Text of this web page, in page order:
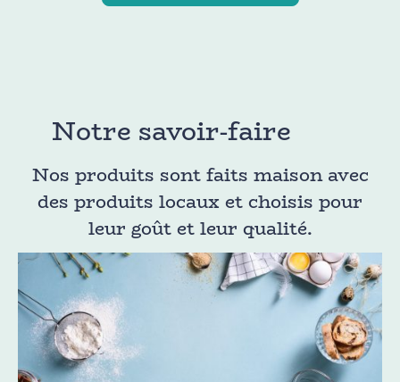
Notre savoir-faire
Nos produits sont faits maison avec
des produits locaux et choisis pour
leur goût et leur qualité.